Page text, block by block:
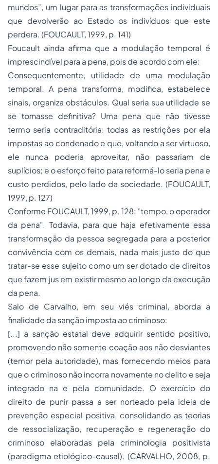
mundos”, um lugar para as transformações individuais
que devolverão ao Estado os indivíduos que este
perdera. (FOUCAULT, 1999, p. 141)
Foucault ainda afirma que a modulação temporal é
imprescindível para a pena, pois de acordo com ele:
Consequentemente, utilidade de uma modulação
temporal. A pena transforma, modifica, estabelece
sinais, organiza obstáculos. Qual seria sua utilidade se
se tornasse definitiva? Uma pena que não tivesse
termo seria contraditória: todas as restrições por ela
impostas ao condenado e que, voltando a ser virtuoso,
ele nunca poderia aproveitar, não passariam de
suplícios; e o esforço feito para reformá-lo seria pena e
custo perdidos, pelo lado da sociedade. (FOUCAULT,
1999, p. 127)
Conforme FOUCAULT, 1999, p. 128: "tempo, o operador
da pena". Todavia, para que haja efetivamente essa
transformação da pessoa segregada para a posterior
convivência com os demais, nada mais justo do que
tratar-se esse sujeito como um ser dotado de direitos
que fazem jus em existir mesmo ao longo da execução
da pena.
Salo de Carvalho, em seu viés criminal, aborda a
finalidade da sanção imposta ao criminoso:
[...] a sanção estatal deve adquirir sentido positivo,
promovendo não somente coação aos não desviantes
(temor pela autoridade), mas fornecendo meios para
que o criminoso não incorra novamente no delito e seja
integrado na e pela comunidade. O exercício do
direito de punir passa a ser norteado pela ideia de
prevenção especial positiva, consolidando as teorias
de ressocialização, recuperação e regeneração do
criminoso elaboradas pela criminologia positivista
(paradigma etiológico-causal). (CARVALHO, 2008, p.